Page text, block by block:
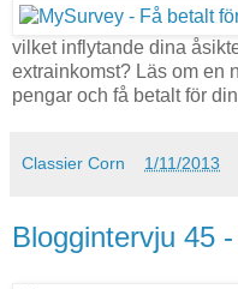
vilket inflytande dina
extrainkomst? Läs om en
pengar och få betalt för
Classier Corn 1/11/2013
Bloggintervju 45